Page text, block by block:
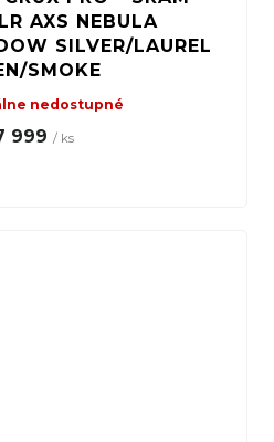
AXS NEBULA
SILVER/LAUREL
SMOKE
nedostupné
999 / ks